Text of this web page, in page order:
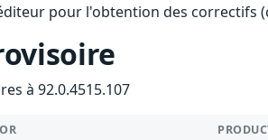
pour l'obtention des correctifs
à 92.0.4515.107